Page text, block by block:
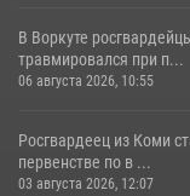
В Воркуте
травмировался при п...
06 августа 2026, 10:55
Росгвардеец из Коми
первенстве по в ...
03 августа 2026, 12:07